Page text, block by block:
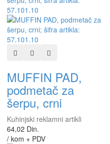
Dodaj u listu želja
Dodaj u listu za
MUFFIN PAD,
podmetač za
šerpu, crni
Kuhinjski reklamni artikli
64,02 Din.
/ kom + PDV